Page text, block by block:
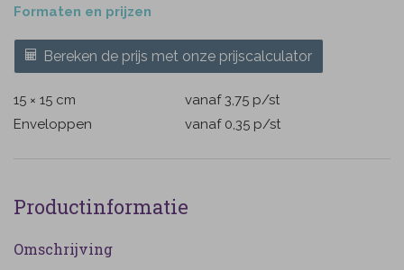
Formaten en prijzen
Bereken de prijs met onze prijscalculator
15 × 15 cm vanaf 3,75 p/st
Enveloppen
vanaf 0,35 p/st
Productinformatie
Omschrijving